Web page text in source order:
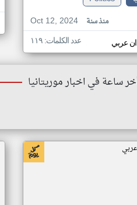
Oct 12, 2024
منذ سنة
عربي عدد الكلمات: ١١٩
ساعة في اخبار موريتانيا